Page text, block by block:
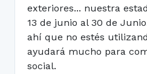
exteriores... nuestra
13 de junio al 30 de
ahí que no estés
ayudará mucho para
social.